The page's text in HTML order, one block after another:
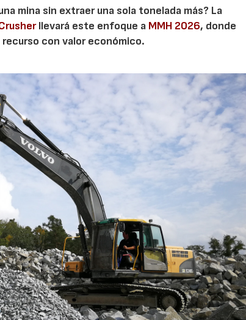
mina sin extraer una sola tonelada más? La
llevará este enfoque a MMH 2026, donde
con valor económico.
21/07/2026